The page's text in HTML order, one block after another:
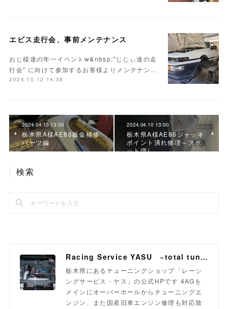
エビス走行会、事前メンテナンス
おじ様達の年一イベントw&nbsp;"じじぃ達の走
行会" に向けて参加するお客様よりメンテナン…
2024.10.12 14:38
2024.04.13 13:00
栃木県A様AE86鈑金補修
パーツ編
2024.04.10 13:00
栃木県A様AE86ジャッキ
ポイント潰れ修理～スポ
ット増し
検索
Racing Service YASU ~total tuning proshop~
栃木県にあるチューニングショップ「レーシ
ングサービス・ヤス」の公式HPです 4AGを
メインにオーバーホールからチューニングエ
ンジン、また国産旧車エンジン修理も対応致